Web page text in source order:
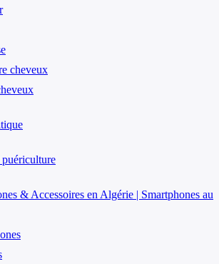
cheveux
puériculture
& Accessoires en Algérie | Smartphones au